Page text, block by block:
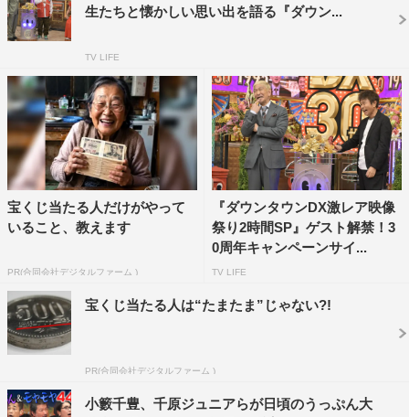
生たちと懐かしい思い出を語る『ダウン...
TV LIFE
宝くじ当たる人だけがやって
いること、教えます
PR(合同会社デジタルファーム )
『ダウンタウンDX激レア映像
祭り2時間SP』ゲスト解禁！3
0周年キャンペーンサイ...
TV LIFE
宝くじ当たる人は“たまたま”じゃない?!
PR(合同会社デジタルファーム )
小籔千豊、千原ジュニアらが日頃のうっぷん大